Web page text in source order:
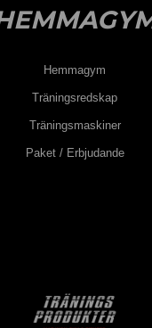
Hemmagym
Träningsredskap
Träningsmaskiner
Paket / Erbjudande